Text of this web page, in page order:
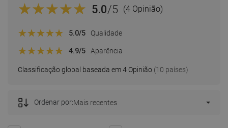
5.0/5 (4 Opinião)
Classificação global baseada em 4 Opinião (10 países)
5.0/5 Qualidade
4.9/5 Aparência
Ordenar por:Mais recentes